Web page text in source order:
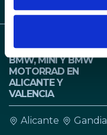
CONCESIONARIOS
BMW, MINI Y BMW
MOTORRAD EN
ALICANTE Y
VALENCIA
Alicante
Gandia